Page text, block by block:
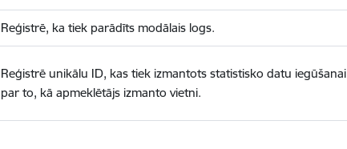
Reģistrē, ka tiek parādīts modālais logs.
Reģistrē unikālu ID, kas tiek izmantots statistisko datu iegūšanai
par to, kā apmeklētājs izmanto vietni.